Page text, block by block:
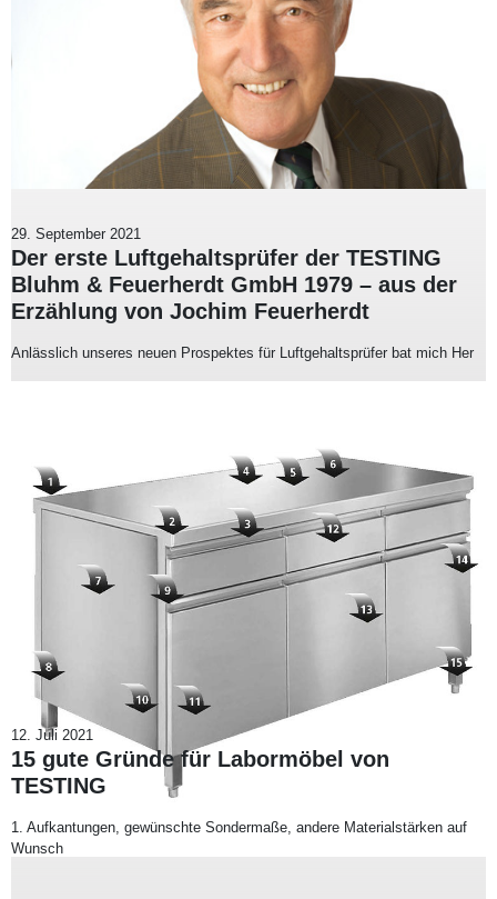
29. September 2021
Der erste Luftgehaltsprüfer der TESTING
Bluhm & Feuerherdt GmbH 1979 – aus der
Erzählung von Jochim Feuerherdt
Anlässlich unseres neuen Prospektes für Luftgehaltsprüfer bat mich Her
12. Juli 2021
15 gute Gründe für Labormöbel von
TESTING
1. Aufkantungen, gewünschte Sondermaße, andere Materialstärken auf
Wunsch